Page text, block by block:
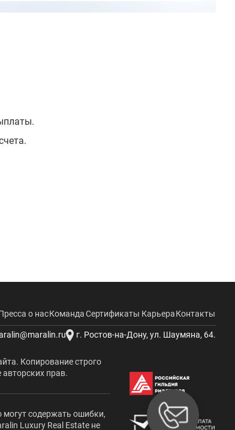
о насКомандаСертификаты КарьераКонтакты
г. Ростов-на-Дону, ул. Шаумяна, 64.
Копирование строго
прав.
могут содержать ошибки,
Luxury Real Estate не